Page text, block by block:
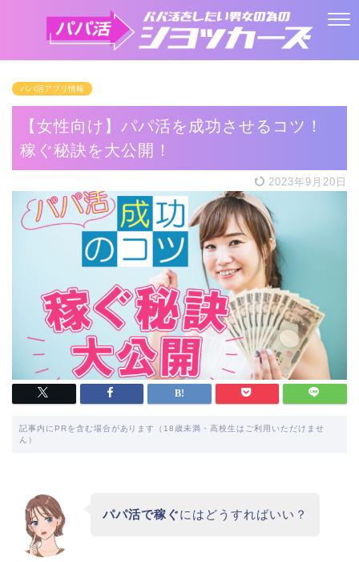
パパ活アプリ情報
【女性向け】パパ活を成功させるコツ！
稼ぐ秘訣を大公開！
2023年9月20日
記事内にPRを含む場合があります（18歳未満・高校生はご利用いただけませ
ん）
パパ活で稼ぐにはどうすればいい？